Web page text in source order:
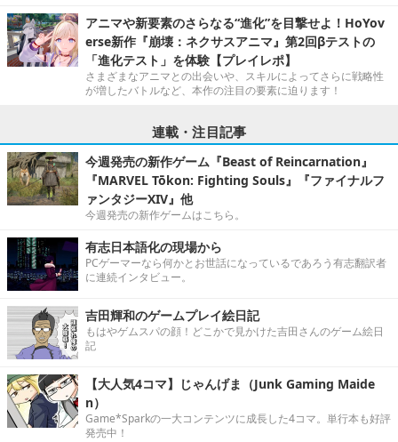
アニマや新要素のさらなる“進化”を目撃せよ！HoYov
erse新作『崩壊：ネクサスアニマ』第2回βテストの
「進化テスト」を体験【プレイレポ】
さまざまなアニマとの出会いや、スキルによってさらに戦略性
が増したバトルなど、本作の注目の要素に迫ります！
連載・注目記事
今週発売の新作ゲーム『Beast of Reincarnation』
『MARVEL Tōkon: Fighting Souls』『ファイナルフ
ァンタジーXIV』他
今週発売の新作ゲームはこちら。
有志日本語化の現場から
PCゲーマーなら何かとお世話になっているであろう有志翻訳者
に連続インタビュー。
吉田輝和のゲームプレイ絵日記
もはやゲムスパの顔！どこかで見かけた吉田さんのゲーム絵日
記
【大人気4コマ】じゃんげま（Junk Gaming Maide
n）
Game*Sparkの一大コンテンツに成長した4コマ。単行本も好評
発売中！